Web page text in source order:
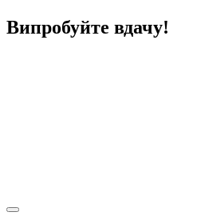
Випробуйте вдачу!